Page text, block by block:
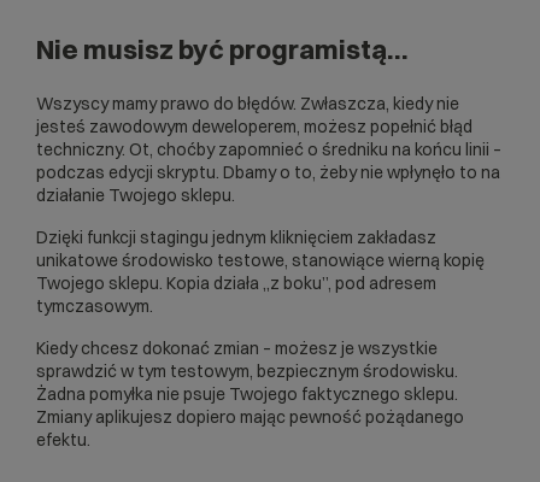
Nie musisz być programistą…
Wszyscy mamy prawo do błędów. Zwłaszcza, kiedy nie
jesteś zawodowym deweloperem, możesz popełnić błąd
techniczny. Ot, choćby zapomnieć o średniku na końcu linii –
podczas edycji skryptu. Dbamy o to, żeby nie wpłynęło to na
działanie Twojego sklepu.
Dzięki funkcji stagingu jednym kliknięciem zakładasz
unikatowe środowisko testowe, stanowiące wierną kopię
Twojego sklepu. Kopia działa „z boku”, pod adresem
tymczasowym.
Kiedy chcesz dokonać zmian – możesz je wszystkie
sprawdzić w tym testowym, bezpiecznym środowisku.
Żadna pomyłka nie psuje Twojego faktycznego sklepu.
Zmiany aplikujesz dopiero mając pewność pożądanego
efektu.